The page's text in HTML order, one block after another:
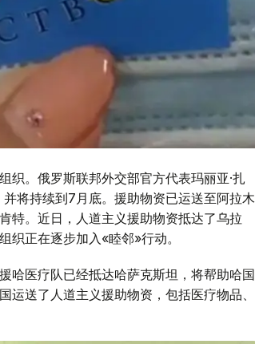
织。俄罗斯联邦外交部官方代表玛丽亚·扎
将持续到7月底。援助物资已运送至阿拉木
特。近日，人道主义援助物资抵达了乌拉
织正在逐步加入«睦邻»行动。
哈医疗队已经抵达哈萨克斯坦，将帮助哈国
送了人道主义援助物资，包括医疗物品、